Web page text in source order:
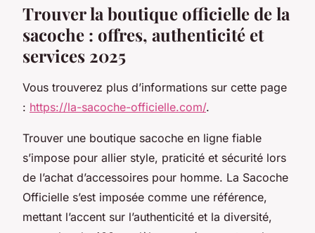
Trouver la boutique officielle de la
sacoche : offres, authenticité et
services 2025
Vous trouverez plus d’informations sur cette page
: https://la-sacoche-officielle.com/.
Trouver une boutique sacoche en ligne fiable
s’impose pour allier style, praticité et sécurité lors
de l’achat d’accessoires pour homme. La Sacoche
Officielle s’est imposée comme une référence,
mettant l’accent sur l’authenticité et la diversité,